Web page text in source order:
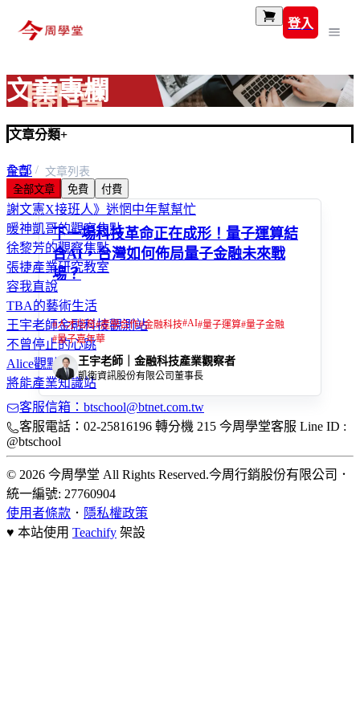
登入
文章專欄
文章分類+
全部
富玩家
謝文憲X接班人》迷惘中年幫幫忙
暖神凱哥的觀察焦點
徐黎芳的觀察焦點
張捷產業研究教室
容我直說
TBA的藝術生活
王宇老師金融科技觀測站
不曾停止的心跳
Alice觀點
將能產業知識站
首頁
文章列表
全部文章
免費 付費
下一場科技革命正在成形！量子運算結
合AI，台灣如何佈局量子金融未來戰
場？
#人才培育#產學合作#金融科技#AI#量子運算#量子金融
#量子嘉年華
王宇老師｜金融科技產業觀察者
凱衛資訊股份有限公司董事長
客服信箱：btschool@btnet.com.tw
客服電話：02-25816196 轉分機 215 今周學堂客服 Line ID :
@btschool
© 2026 今周學堂 All Rights Reserved.今周行銷股份有限公司 ．
統一編號: 27760904
使用者條款 ． 隱私權政策
♥ 本站使用 Teachify 架設